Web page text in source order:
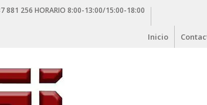
881 256 HORARIO 8:00-13:00/15:00-18:00
Inicio